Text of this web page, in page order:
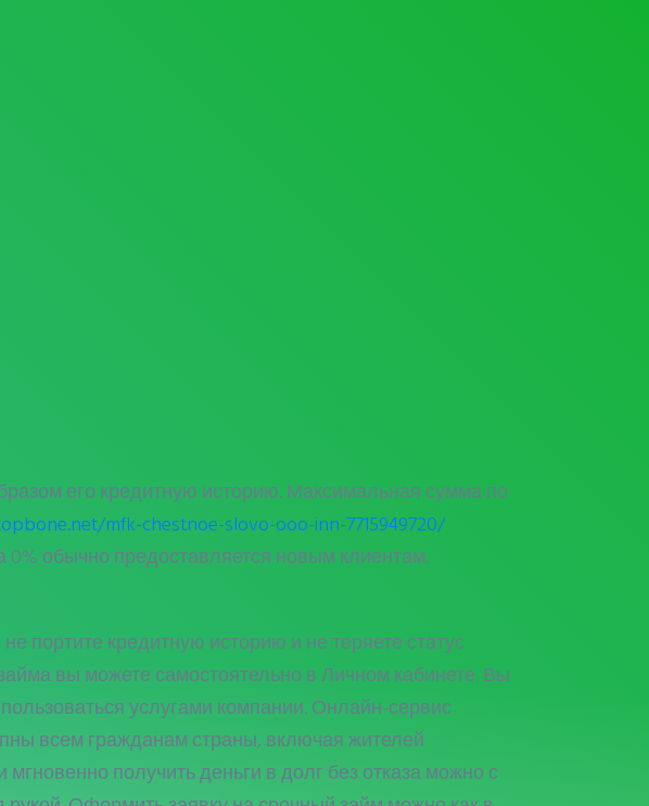
его кредитную историю. Максимальная сумма по
mfk-chestnoe-slovo-ooo-inn-7715949720/
0% обычно предоставляется новым клиентам.
портите кредитную историю и не теряете статус
вы можете самостоятельно в Личном кабинете. Вы
услугами компании. Онлайн-сервис
всем гражданам страны, включая жителей
получить деньги в долг без отказа можно с